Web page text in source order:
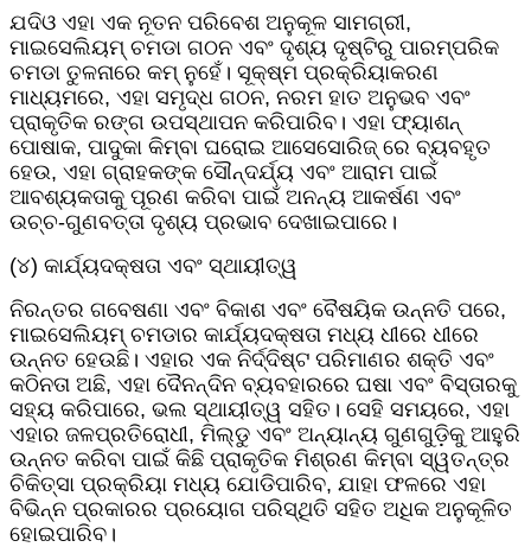
ଯଦିଓ ଏହା ଏକ ନୂତନ ପରିବେଶ ଅନୁକୂଳ ସାମଗ୍ରୀ,
ମାଇସେଲିୟମ୍ ଚମଡା ଗଠନ ଏବଂ ଦୃଶ୍ୟ ଦୃଷ୍ଟିରୁ ପାରମ୍ପରିକ
ଚମଡା ତୁଳନାରେ କମ୍ ନୁହେଁ। ସୂକ୍ଷ୍ମ ପ୍ରକ୍ରିୟାକରଣ
ମାଧ୍ୟମରେ, ଏହା ସମୃଦ୍ଧ ଗଠନ, ନରମ ହାତ ଅନୁଭବ ଏବଂ
ପ୍ରାକୃତିକ ରଙ୍ଗ ଉପସ୍ଥାପନ କରିପାରିବ। ଏହା ଫ୍ୟାଶନ୍
ପୋଷାକ, ପାଦୁକା କିମ୍ବା ଘରୋଇ ଆସେସୋରିଜ୍ ରେ ବ୍ୟବହୃତ
ହେଉ, ଏହା ଗ୍ରାହକଙ୍କ ସୌନ୍ଦର୍ଯ୍ୟ ଏବଂ ଆରାମ ପାଇଁ
ଆବଶ୍ୟକତାକୁ ପୂରଣ କରିବା ପାଇଁ ଅନନ୍ୟ ଆକର୍ଷଣ ଏବଂ
ଉଚ୍ଚ-ଗୁଣବତ୍ତା ଦୃଶ୍ୟ ପ୍ରଭାବ ଦେଖାଇପାରେ।
(୪) କାର୍ଯ୍ୟଦକ୍ଷତା ଏବଂ ସ୍ଥାୟୀତ୍ୱ
ନିରନ୍ତର ଗବେଷଣା ଏବଂ ବିକାଶ ଏବଂ ବୈଷୟିକ ଉନ୍ନତି ପରେ,
ମାଇସେଲିୟମ୍ ଚମଡାର କାର୍ଯ୍ୟଦକ୍ଷତା ମଧ୍ୟ ଧୀରେ ଧୀରେ
ଉନ୍ନତ ହେଉଛି। ଏହାର ଏକ ନିର୍ଦ୍ଦିଷ୍ଟ ପରିମାଣର ଶକ୍ତି ଏବଂ
କଠିନତା ଅଛି, ଏହା ଦୈନନ୍ଦିନ ବ୍ୟବହାରରେ ଘଷା ଏବଂ ବିସ୍ତାରକୁ
ସହ୍ୟ କରିପାରେ, ଭଲ ସ୍ଥାୟୀତ୍ୱ ସହିତ। ସେହି ସମୟରେ, ଏହା
ଏହାର ଜଳପ୍ରତିରୋଧୀ, ମିଲ୍ଡୁ ଏବଂ ଅନ୍ୟାନ୍ୟ ଗୁଣଗୁଡ଼ିକୁ ଆହୁରି
ଉନ୍ନତ କରିବା ପାଇଁ କିଛି ପ୍ରାକୃତିକ ମିଶ୍ରଣ କିମ୍ବା ସ୍ୱତନ୍ତ୍ର
ଚିକିତ୍ସା ପ୍ରକ୍ରିୟା ମଧ୍ୟ ଯୋଡିପାରିବ, ଯାହା ଫଳରେ ଏହା
ବିଭିନ୍ନ ପ୍ରକାରର ପ୍ରୟୋଗ ପରିସ୍ଥିତି ସହିତ ଅଧିକ ଅନୁକୂଳିତ
ହୋଇପାରିବ।